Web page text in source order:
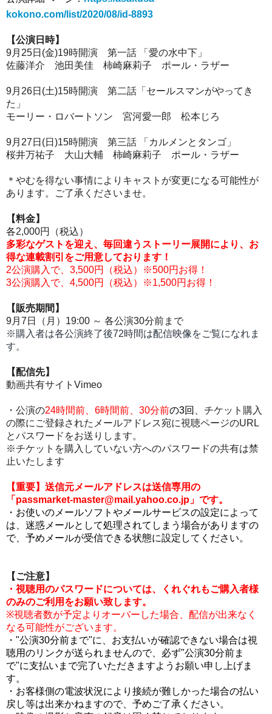
kokono.com/list/2020/08/id-8893
【公演日時】
9月25日(金)19時開演 第一話 「愛の水中下」
佐藤洋介 池田美佳 柿崎麻莉子 ポール・ラザー
9月26日(土)15時開演 第二話「セールスマンがやってき
た」
モーリー・ロバートソン 宮河愛一郎 松本じろ
9月27日(日)15時開演 第三話 「カルメンとタンゴ」
桜井万祐子 大山大輔 柿崎麻莉子 ポール・ラザー
＊やむを得ない事情によりキャストが変更になる可能性が
あります。ご了承くださいませ。
【料金】
各2,000円（税込）
多彩なゲストを迎え、毎回違うストーリー展開により、お
得な連載割引をご用意しております！
2公演購入で、3,500円（税込）※500円お得！
3公演購入で、4,500円（税込）※1,500円お得！
【販売期間】
9月7日（月）19:00 ～ 各公演30分前まで
※購入者は各公演終了後72時間は配信映像をご覧になれま
す。
【配信先】
動画共有サイトVimeo
・公演の24時間前、6時間前、30分前の3回
、チケット購入
の際にご登録されたメールアドレス宛に視聴ページのURL
とパスワードをお送りします。
※チケットを購入していない方へのパスワードの共有は禁
止いたします
【重要】送信元メールアドレスは送信専用の
「passmarket-master@mail.yahoo.co.jp」です。
・お使いのメールソフトやメールサービスの設定によって
は、迷惑メールとして処理されてしまう場合がありますの
で、予めメールが受信できる状態に設定してください。
【ご注意】
・視聴用のパスワードについては、くれぐれもご購入者様
のみのご利用をお願い致します。
※視聴者数が予定よりオーバーした場合、配信が出来なく
なる可能性がございます。
・"公演30分前まで"に、お支払いが確認できない場合は視
聴用のリンクが送られませんので、必ず"公演30分前ま
で"に支払いまで完了いただきますようお願い申し上げま
す。
・お客様側の電波状況により接続が難しかった場合の払い
戻し等は出来かねますので、予めご了承ください。